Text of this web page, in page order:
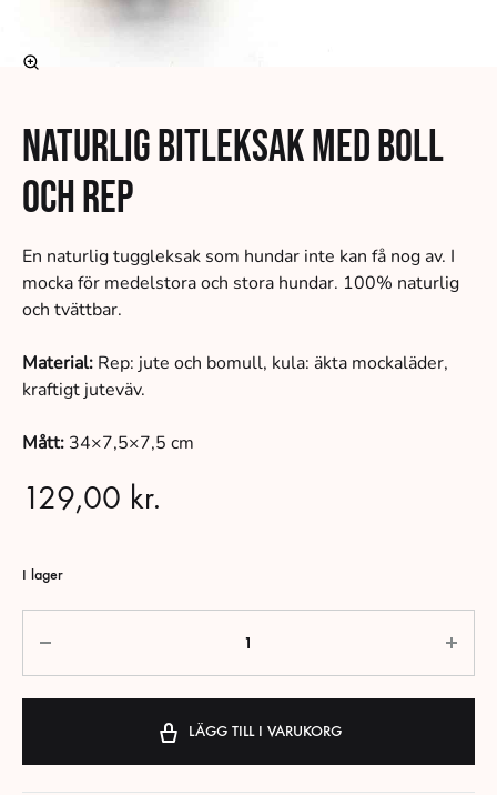
Naturlig bitleksak med boll
och rep
En naturlig tuggleksak som hundar inte kan få nog av. I
mocka för medelstora och stora hundar. 100% naturlig
och tvättbar.
Material: Rep: jute och bomull, kula: äkta mockaläder,
kraftigt juteväv.
Mått: 34×7,5×7,5 cm
129,00 kr.
I lager
LÄGG TILL I VARUKORG